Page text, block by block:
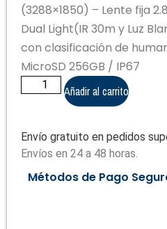
(3288×1850) – Lente fija
Dual Light(IR 30m y Luz
con clasificación de
MicroSD 256GB / IP67
Añadir al carrito
Envío gratuito en pedidos
Envíos en 24 a 48 horas.
Métodos de Pago